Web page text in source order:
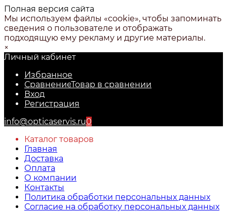
Полная версия сайта
Мы используем файлы «cookie», чтобы запоминать
сведения о пользователе и отображать
подходящую ему рекламу и другие материалы.
×
Личный кабинет
Избранное
СравнениеТовар в сравнении
Вход
Регистрация
info@opticaservis.ru0
Каталог товаров
Главная
Доставка
Оплата
О компании
Контакты
Политика обработки персональных данных
Согласие на обработку персональных данных